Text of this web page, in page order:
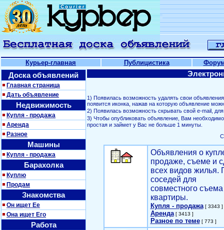
Курьер-главная Публицистика
Доска объявлений
Главная страница
Дать объявление
Недвижимость
Купля - продажа
Аренда
Разное
Машины
Купля - продажа
Барахолка
Куплю
Продам
Знакомства
Он ищет Ее
Она ищет Его
Работа
1) Появилась возможность удалять свои
появится иконка, нажав на которую объявление
2) Появилась возможность скрывать свой е-mail,
3) Чтобы опубликовать объявление, Вам
простая и займет у Вас не больше 1 минуты.
Объявления о
продаже, съеме и
всех видов жилья.
соседей для
совместного съема
квартиры.
Купля - продажа[ 3343 ]
Аренда[ 3413 ]
Разное по теме[ 773 ]